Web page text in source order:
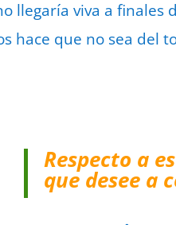
llegaría viva a finales
hace que no sea del
Respecto a
que desee a